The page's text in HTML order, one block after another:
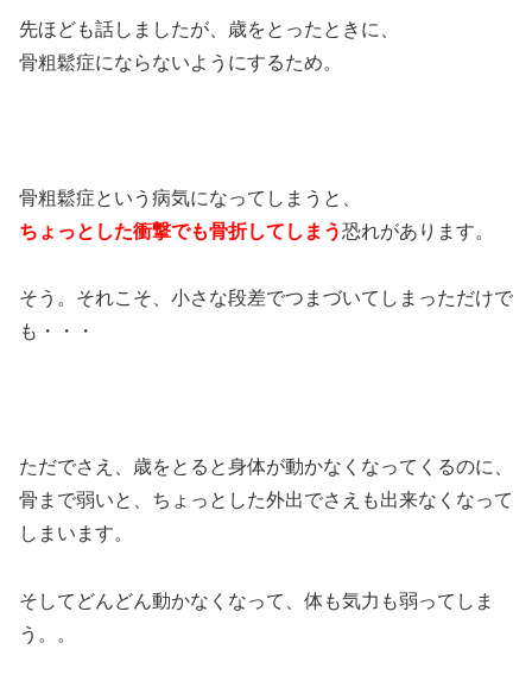
先ほども話しましたが、歳をとったときに、
骨粗鬆症にならないようにするため。
骨粗鬆症という病気になってしまうと、
ちょっとした衝撃でも骨折してしまう恐れがあります。
そう。それこそ、小さな段差でつまづいてしまっただけで
も・・・
ただでさえ、歳をとると身体が動かなくなってくるのに、
骨まで弱いと、ちょっとした外出でさえも出来なくなって
しまいます。
そしてどんどん動かなくなって、体も気力も弱ってしま
う。。